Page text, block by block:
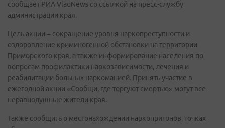
сообщает РИА VladNews со ссылкой на пресс-службу
администрации края.
Цель акции – сокращение уровня наркопреступности и
оздоровление криминогенной обстановки на территории
Приморского края, а также информирование населения по
вопросам профилактики наркозависимости, лечения и
реабилитации больных наркоманией. Принять участие в
ежегодной акции «Сообщи, где торгуют смертью» могут все
неравнодушные жители края.
Также сообщить о местонахождении наркопритонов, точках